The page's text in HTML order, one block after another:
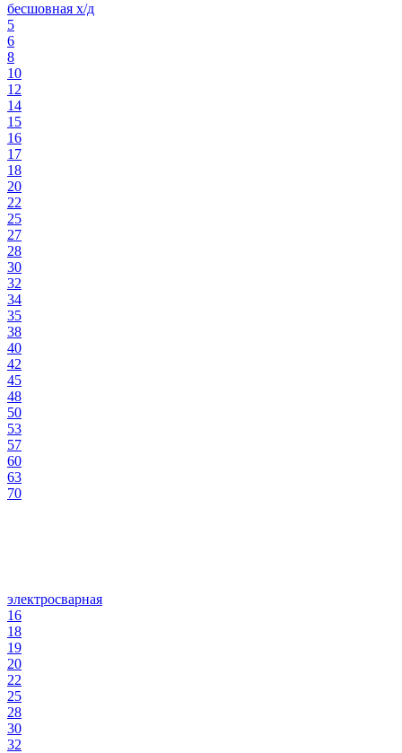
бесшовная х/д
5
6
8
10
12
14
15
16
17
18
20
22
25
27
28
30
32
34
35
38
40
42
45
48
50
53
57
60
63
70
электросварная
16
18
19
20
22
25
28
30
32